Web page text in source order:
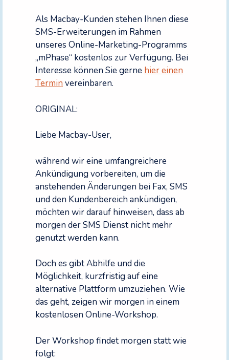
Als Macbay-Kunden stehen Ihnen diese
SMS-Erweiterungen im Rahmen
unseres Online-Marketing-Programms
„mPhase“ kostenlos zur Verfügung. Bei
Interesse können Sie gerne hier einen
Termin vereinbaren.
ORIGINAL:
Liebe Macbay-User,
während wir eine umfangreichere
Ankündigung vorbereiten, um die
anstehenden Änderungen bei Fax, SMS
und den Kundenbereich ankündigen,
möchten wir darauf hinweisen, dass ab
morgen der SMS Dienst nicht mehr
genutzt werden kann.
Doch es gibt Abhilfe und die
Möglichkeit, kurzfristig auf eine
alternative Plattform umzuziehen. Wie
das geht, zeigen wir morgen in einem
kostenlosen Online-Workshop.
Der Workshop findet morgen statt wie
folgt: